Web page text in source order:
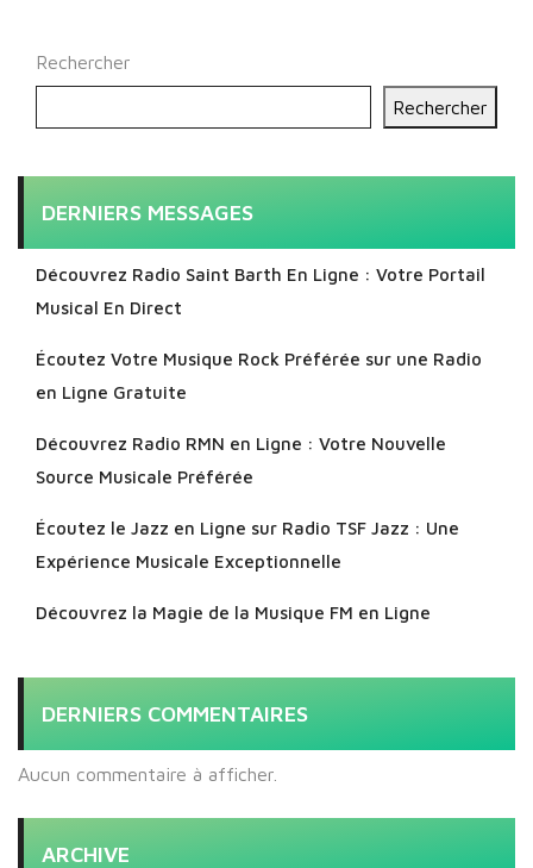
Rechercher
Rechercher
DERNIERS MESSAGES
Découvrez Radio Saint Barth En Ligne : Votre Portail
Musical En Direct
Écoutez Votre Musique Rock Préférée sur une Radio
en Ligne Gratuite
Découvrez Radio RMN en Ligne : Votre Nouvelle
Source Musicale Préférée
Écoutez le Jazz en Ligne sur Radio TSF Jazz : Une
Expérience Musicale Exceptionnelle
Découvrez la Magie de la Musique FM en Ligne
DERNIERS COMMENTAIRES
Aucun commentaire à afficher.
ARCHIVE